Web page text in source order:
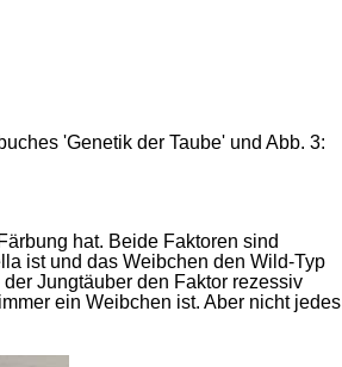
'Genetik der Taube' und Abb. 3:
hat. Beide Faktoren sind
ist und das Weibchen den Wild-Typ
Jungtäuber den Faktor rezessiv
ein Weibchen ist. Aber nicht jedes